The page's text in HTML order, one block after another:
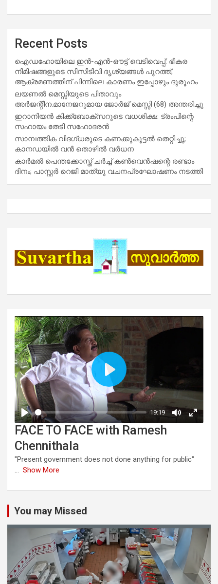
Recent Posts
ഐഡഹോയിലെ ഇൻ-എൻ-ഔട്ട് വെടിവെപ്പ്: ഭീകര
നിമിഷങ്ങളുടെ സിസിടിവി ദൃശ്യങ്ങൾ പുറത്ത്;
ആക്രമണത്തിന് പിന്നിലെ കാരണം ഇപ്പോഴും ദുരൂഹം
ലയണൽ മെസ്സിയുടെ പിതാവും
അർജന്റീന:മാനേജറുമായ ജോർജ് മെസ്സി (68) അന്തരിച്ചു
ഇറാനിയൻ കിക്ക്ബോക്സറുടെ വധശിക്ഷ: ട്രംപിന്റെ
സഹായം തേടി സഹോദരൻ
സാമ്പത്തിക വിദഗ്ധരുടെ കണക്കുകൂട്ടൽ തെറ്റിച്ചു;
കാനഡയിൽ വൻ തൊഴിൽ വർധന
കാർമൽ പെന്തക്കോസ്ത് ചർച്ച് കൺവെൻഷന്റെ രണ്ടാം
ദിനം; പാസ്റ്റർ റെജി മാത്യു വചനപ്രഘോഷണം നടത്തി
FACE TO FACE with Ramesh
Chennithala
"Present government does not done anything for public"
... Show More
You may Missed